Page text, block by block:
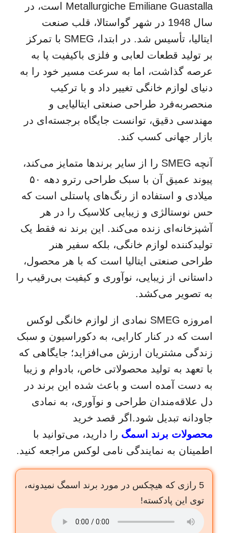
Metallurgiche Emiliane Guastalla است، در
سال 1948 در شهر گواستالا، قلب صنعت
ایتالیا، تأسیس شد. در ابتدا، SMEG با تمرکز
بر تولید قطعات لعابی و فلزی باکیفیت پا به
عرصه گذاشت، اما به سرعت مسیر خود را به
دنیای لوازم خانگی تغییر داد و با ترکیب
منحصربه‌فرد طراحی صنعتی ایتالیایی و
مهندسی دقیق، توانست جایگاه برجسته‌ای در
بازار جهانی کسب کند.
آنچه SMEG را از سایر برندها متمایز می‌کند،
پیوند عمیق آن با سبک طراحی رترو دهه ۵۰
میلادی و استفاده از رنگ‌های پاستلی است که
حس نوستالژی و زیبایی کلاسیک را در هر
آشپزخانه‌ای زنده می‌کند. این برند نه فقط یک
تولیدکننده لوازم خانگی، بلکه سفیر هنر
طراحی صنعتی ایتالیا است که با هر محصول،
داستانی از زیبایی، نوآوری و کیفیت بی‌رقیب را
به تصویر می‌کشد.
امروزه SMEG نمادی از لوازم خانگی لوکس
است که در کنار کارایی، به دکوراسیون و سبک
زندگی مشتریان ارزش می‌افزاید؛ جایگاهی که
با تعهد به تولید محصولاتی خاص، بادوام و زیبا
به دست آمده است و باعث شده این برند در
دل علاقه‌مندان طراحی و نوآوری، به نمادی
جاودانه تبدیل شود.اگر قصد خرید
محصولات برند اسمگ را دارید، می‌توانید با
اطمینان به نمایندگی نامی لوکس مراجعه کنید.
5 رازی که هیچکس در مورد برند اسمگ نمیدونه،
توی این پادکسته!